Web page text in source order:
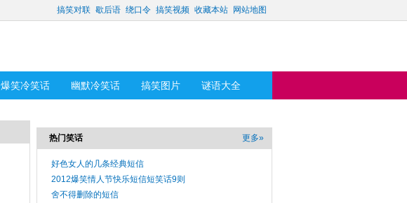
搞笑对联 歇后语 绕口令 搞笑视频 收藏本站 网站地图
爆笑冷笑话 幽默冷笑话 搞笑图片 谜语大全
更多»
热门笑话
好色女人的几条经典短信
2012爆笑情人节快乐短信短笑话9则
舍不得删除的短信